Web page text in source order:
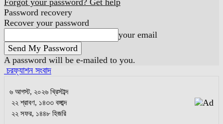
Forgot your password? Get help
Password recovery
Recover your password
your email
A password will be e-mailed to you.
চরফ্যাশন সংবাদ
৬ আগস্ট, ২০২৬ খ্রিস্টাব্দ
২২ শ্রাবণ, ১৪৩৩ বঙ্গাব্দ
২২ সফর, ১৪৪৮ হিজরি